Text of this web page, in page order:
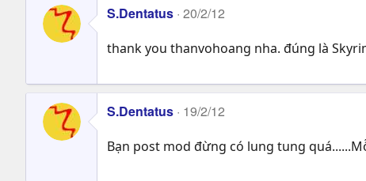
S.Dentatus 20/2/12
thank you thanvohoang nha. đúng là
S.Dentatus 19/2/12
Bạn post mod đừng có lung tung